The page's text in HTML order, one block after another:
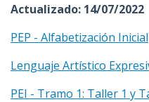
Actualizado: 14/07/2022
PEP - Alfabetización Inicial
Lenguaje Artístico
PEI - Tramo 1: Taller 1 y